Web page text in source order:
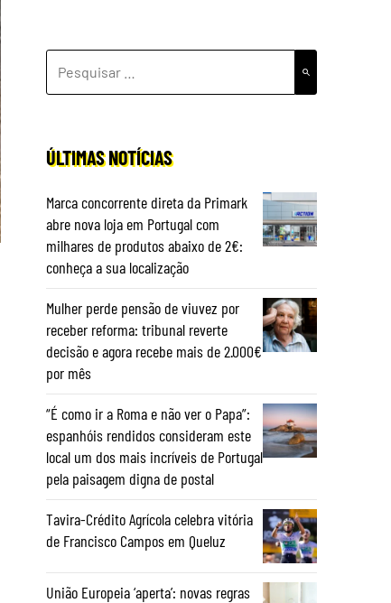
POR:
ÚLTIMAS NOTÍCIAS
Marca concorrente direta da Primark
abre nova loja em Portugal com
milhares de produtos abaixo de 2€:
conheça a sua localização
Mulher perde pensão de viuvez por
receber reforma: tribunal reverte
decisão e agora recebe mais de 2.000€
por mês
“É como ir a Roma e não ver o Papa”:
espanhóis rendidos consideram este
local um dos mais incríveis de Portugal
pela paisagem digna de postal
Tavira-Crédito Agrícola celebra vitória
de Francisco Campos em Queluz
União Europeia ‘aperta’: novas regras